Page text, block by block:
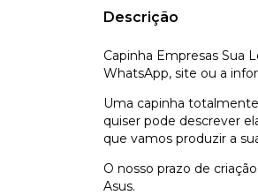
Descrição
Capinha Empresas Sua
WhatsApp, site ou a
Uma capinha
quiser pode descrever
que vamos produzir a
O nosso prazo de
Asus.